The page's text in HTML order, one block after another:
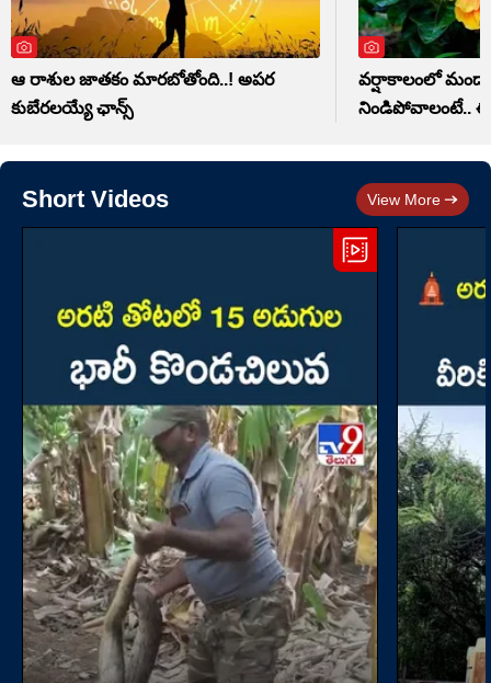
ఆ రాశుల జాతకం మారబోతోంది..! అపర
కుబేరలయ్యే ఛాన్స్
వర్షాకాలంలో
నిండిపోవాలంటే.. ఈ
Short Videos View More